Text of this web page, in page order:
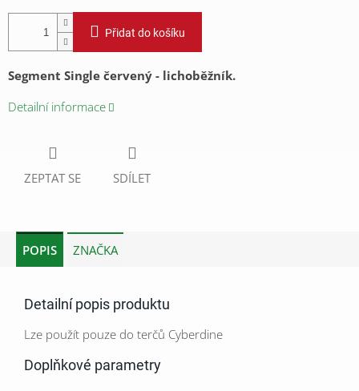
Přidat do košíku
Segment Single červený - lichoběžník.
Detailní informace
ZEPTAT SE SDÍLET
POPIS ZNAČKA
Detailní popis produktu
Lze použít pouze do terčů Cyberdine
Doplňkové parametry